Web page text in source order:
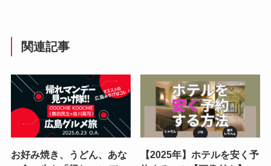
関連記事
お好み焼き、うどん、あな
【2025年】ホテルを安く予